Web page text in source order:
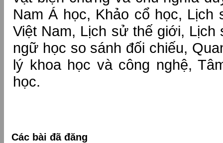
Nam Á học, Khảo cổ học, Lịch
Việt Nam, Lịch sử thế giới, Lịch
ngữ học so sánh đối chiếu,
lý khoa học và công nghệ,
học.
Các bài đã đăng